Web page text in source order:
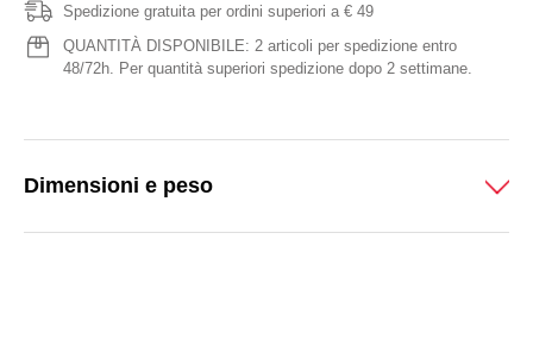
Spedizione gratuita per ordini superiori a € 49
QUANTITÀ DISPONIBILE: 2 articoli per spedizione entro
48/72h. Per quantità superiori spedizione dopo 2 settimane.
Dimensioni e peso